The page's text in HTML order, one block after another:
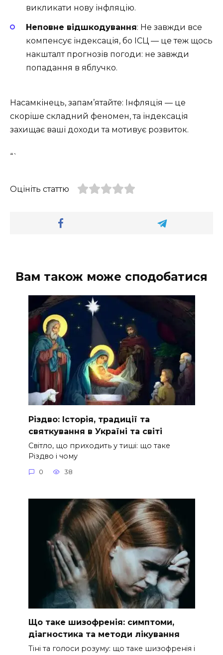
викликати нову інфляцію.
Неповне відшкодування: Не завжди все
компенсує індексація, бо ІСЦ — це теж щось
накшталт прогнозів погоди: не завжди
попадання в яблучко.
Насамкінець, запам’ятайте: Інфляція — це
скоріше складний феномен, та індексація
захищає ваші доходи та мотивує розвиток.
“`
Оцініть статтю
Вам також може сподобатися
Різдво: Історія, традиції та
святкування в Україні та світі
Світло, що приходить у тиші: що таке
Різдво і чому
0 38
Що таке шизофренія: симптоми,
діагностика та методи лікування
Тіні та голоси розуму: що таке шизофренія і